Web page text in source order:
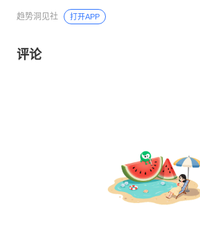
趋势洞见社 打开APP
评论